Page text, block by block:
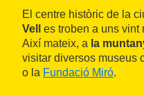
El centre històric de la
Vell
es troben a uns vint
Així mateix, a la
visitar diversos museus
o la Fundació Miró.